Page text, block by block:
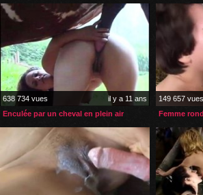
638 734 vues
il y a 11 ans
Enculée par un cheval en plein air
149 657 vues